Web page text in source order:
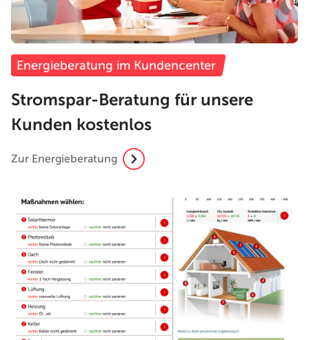
Energieberatung im Kundencenter
Stromspar-Beratung für unsere
Kunden kostenlos
Zur Energieberatung